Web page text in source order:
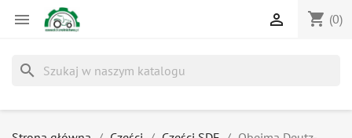
 shopping_cart (0)

search